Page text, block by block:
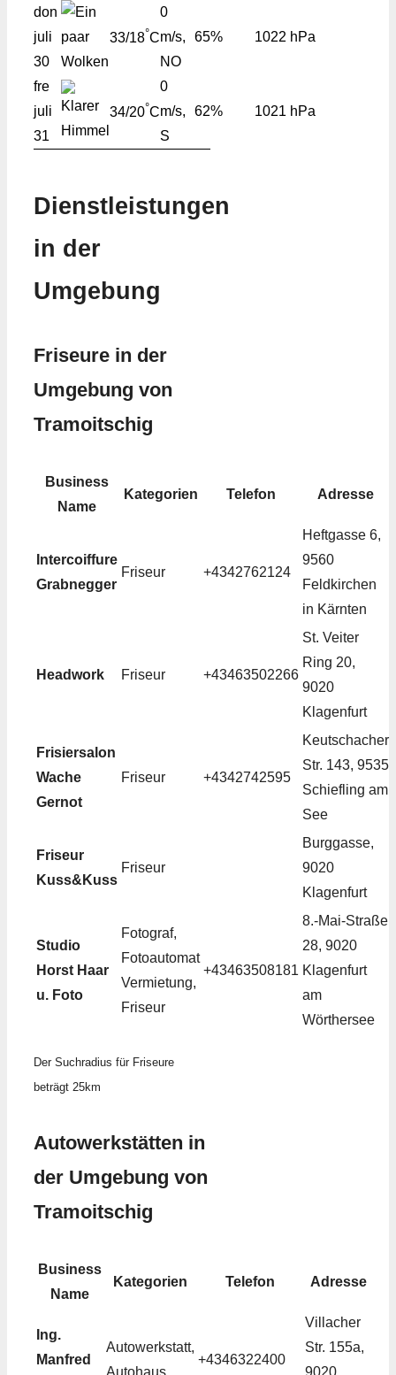
don
juli
30
33/18°C
0
m/s,
NO
65% 1022 hPa
fre
juli
31
34/20°C
0
m/s,
S
62% 1021 hPa
Dienstleistungen
in der
Umgebung
Friseure in der
Umgebung von
Tramoitschig
Business
Name
Kategorien Telefon Adresse
Intercoiffure
Grabnegger
Friseur +4342762124
Heftgasse 6,
9560
Feldkirchen
in Kärnten
Headwork Friseur +43463502266
St. Veiter
Ring 20,
9020
Klagenfurt
Frisiersalon
Wache
Gernot
Friseur +4342742595
Keutschacher
Str. 143, 9535
Schiefling am
See
Friseur
Kuss&Kuss
Friseur
Burggasse,
9020
Klagenfurt
Studio
Horst Haar
u. Foto
Fotograf,
Fotoautomat
Vermietung,
Friseur
+43463508181
8.-Mai-Straße
28, 9020
Klagenfurt
am
Wörthersee
Der Suchradius für Friseure
beträgt 25km
Autowerkstätten in
der Umgebung von
Tramoitschig
Business
Name
Kategorien Telefon Adresse
Ing.
Manfred
Autowerkstatt,
Autohaus
+4346322400
Villacher
Str. 155a,
9020